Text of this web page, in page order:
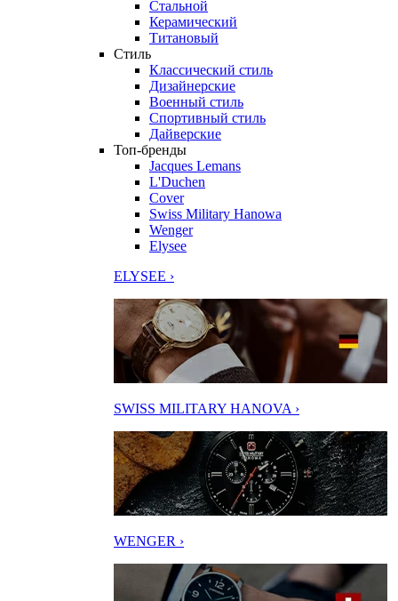
Стальной
Керамический
Титановый
Стиль
Классический стиль
Дизайнерские
Военный стиль
Спортивный стиль
Дайверские
Топ-бренды
Jacques Lemans
L'Duchen
Cover
Swiss Military Hanowa
Wenger
Elysee
ELYSEE ›
SWISS MILITARY HANOVA ›
WENGER ›